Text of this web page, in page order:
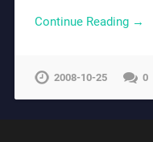
Continue Reading →
2008-10-25 0